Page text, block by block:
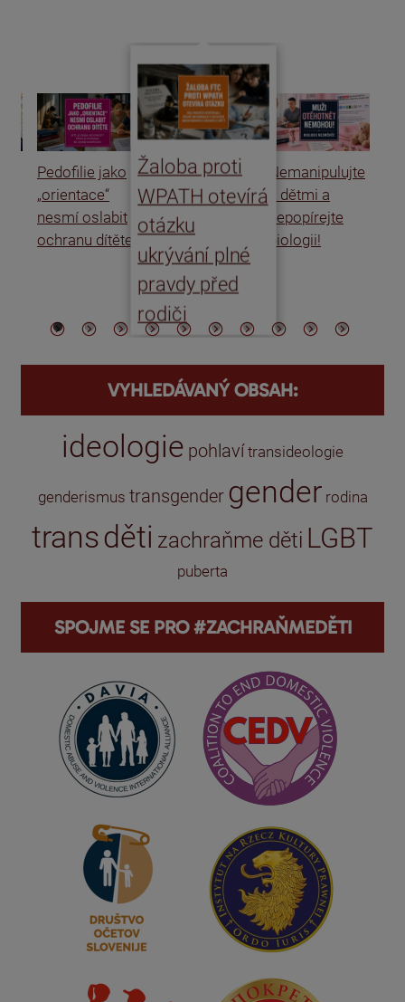
Pedofilie jako
„orientace“
nesmí oslabit
ochranu dítěte
Žaloba proti
WPATH otevírá
otázku
ukrývání plné
pravdy před
rodiči
Nemanipulujte
s dětmi a
nepopírejte
biologii!
VYHLEDÁVANÝ OBSAH:
ideologie pohlaví transideologie
genderismus transgender gender rodina
transděti zachraňme děti LGBT
puberta
SPOJME SE PRO #ZACHRAŇMEDĚTI